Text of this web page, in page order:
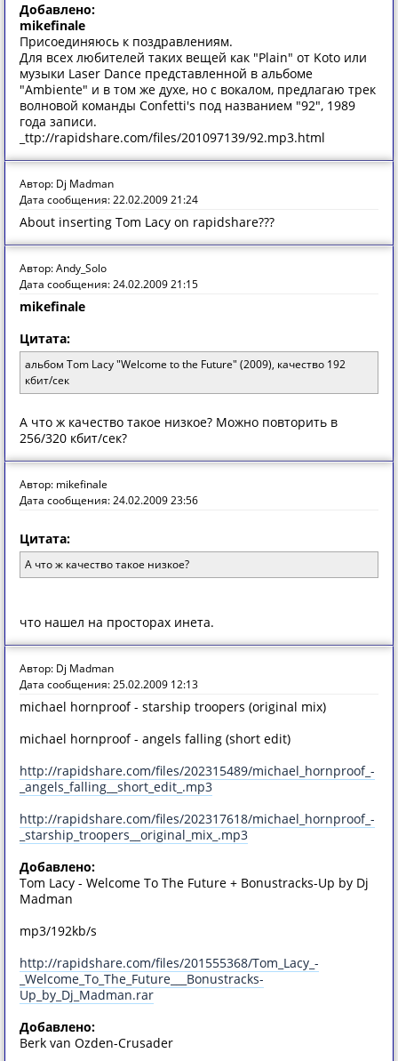
Добавлено:
mikefinale
Присоединяюсь к поздравлениям.
Для всех любителей таких вещей как "Plain" от Koto или
музыки Laser Dance представленной в альбоме
"Ambiente" и в том же духе, но с вокалом, предлагаю трек
волновой команды Confetti's под названием "92", 1989
года записи.
_ttp://rapidshare.com/files/201097139/92.mp3.html
Автор: Dj Madman
Дата сообщения: 22.02.2009 21:24
About inserting Tom Lacy on rapidshare???
Автор: Andy_Solo
Дата сообщения: 24.02.2009 21:15
mikefinale
Цитата:
альбом Tom Lacy "Welcome to the Future" (2009), качество 192
кбит/сек
А что ж качество такое низкое? Можно повторить в
256/320 кбит/сек?
Автор: mikefinale
Дата сообщения: 24.02.2009 23:56
Цитата:
А что ж качество такое низкое?
что нашел на просторах инета.
Автор: Dj Madman
Дата сообщения: 25.02.2009 12:13
michael hornproof - starship troopers (original mix)
michael hornproof - angels falling (short edit)
http://rapidshare.com/files/202315489/michael_hornproof_-
_angels_falling__short_edit_.mp3
http://rapidshare.com/files/202317618/michael_hornproof_-
_starship_troopers__original_mix_.mp3
Добавлено:
Tom Lacy - Welcome To The Future + Bonustracks-Up by Dj
Madman
mp3/192kb/s
http://rapidshare.com/files/201555368/Tom_Lacy_-
_Welcome_To_The_Future___Bonustracks-
Up_by_Dj_Madman.rar
Добавлено:
Berk van Ozden-Crusader